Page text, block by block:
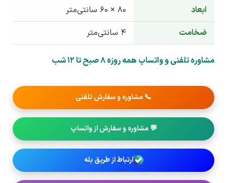
ابعاد
80 × 60 سانتی‌متر
ضخامت
مشاوره تلفنی و واتساپ همه روزه 8 صبح تا 12 شب
📞 مشاوره و سفارش تلفنی
💬 مشاوره و سفارش از واتساپ
ارتباط از طریق بله